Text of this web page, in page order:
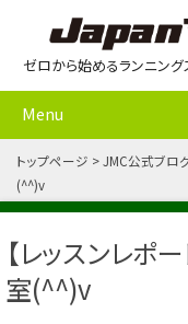
ゼロから始めるランニング
Menu
トップページ JMC公式ブロ
(^^)v
【レッスンレポ
室(^^)v